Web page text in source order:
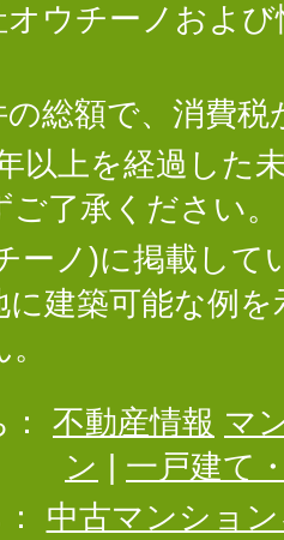
ウチーノおよ
総額で、消費
以上を経過した
了承ください。
ーノ)に掲載して
建築可能な例
不動産情報 マ
ン
一戸建て
中古マンショ